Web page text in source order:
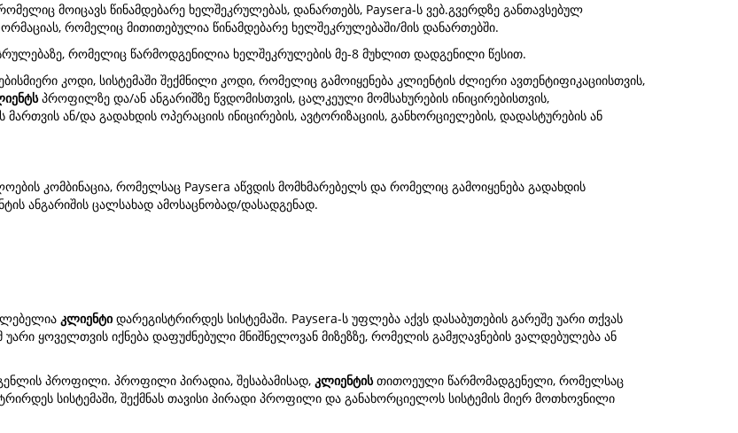
მოიცავს წინამდებარე ხელშეკრულებას, დანართებს, Paysera-ს ვებ.გვერდზე განთავსებულ
რომელიც მითითებულია წინამდებარე ხელშეკრულებაში/მის დანართებში.
რომელიც წარმოდგენილია ხელშეკრულების მე-8 მუხლით დადგენილი წესით.
კოდი, სისტემაში შექმნილი კოდი, რომელიც გამოიყენება კლიენტის ძლიერი ავთენტიფიკაციისთვის,
პროფილზე და/ან ანგარიშზე წვდომისთვის, ცალკეული მომსახურების ინიცირებისთვის,
ან/და გადახდის ოპერაციის ინიცირების, ავტორიზაციის, განხორციელების, დადასტურების ან
კომბინაცია, რომელსაც Paysera აწვდის მომხმარებელს და რომელიც გამოიყენება გადახდის
ანგარიშის ცალსახად ამოსაცნობად/დასადგენად.
კლიენტი დარეგისტრირდეს სისტემაში. Paysera-ს უფლება აქვს დასაბუთების გარეშე უარი თქვას
ყოველთვის იქნება დაფუძნებული მნიშნელოვან მიზეზზე, რომელის გამჟღავნების ვალდებულება ან
პროფილი. პროფილი პირადია, შესაბამისად, კლიენტისთითოეული წარმომადგენელი, რომელსაც
სისტემაში, შექმნას თავისი პირადი პროფილი და განახორციელოს სისტემის მიერ მოთხოვნილი